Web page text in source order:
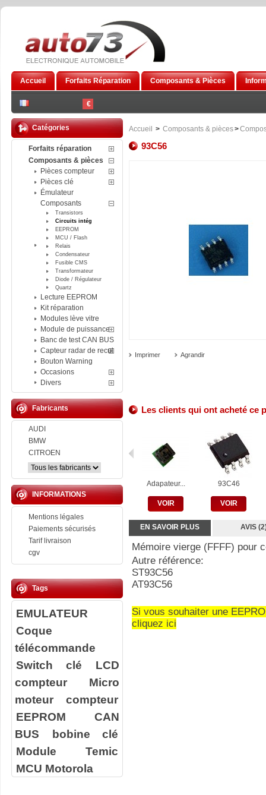
€
Accueil Forfaits Réparation Composants & Pièces
Catégories
Forfaits réparation
Composants & pièces
Pièces compteur
Pièces clé
Émulateur
Composants
Transistors
Circuits intég
EEPROM
MCU / Flash
Relais
Condensateur
Fusible CMS
Transformateur
Diode / Régulateur
Quartz
Lecture EEPROM
Kit réparation
Modules lève vitre
Module de puissance
Banc de test CAN BUS
Capteur radar de recul
Bouton Warning
Occasions
Divers
Fabricants
AUDI
BMW
CITROEN
INFORMATIONS
Mentions légales
Paiements sécurisés
Tarif livraison
cgv
Tags
EMULATEUR
Coque
télécommande
Switch clé
LCD
compteur
Micro
moteur compteur
EEPROM
CAN
BUS
bobine clé
Module Temic
MCU Motorola
Accueil > Composants & pièces>
93C56
Imprimer Agrandir
Les clients qui ont acheté ce
Adapateur...
VOIR
93C46
VOIR
EN SAVOIR PLUS AVIS
Mémoire vierge (FFFF) pour
Autre référence:
ST93C56
AT93C56
Si vous souhaiter une
cliquez ici